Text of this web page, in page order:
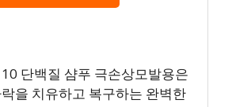
단백질 샴푸 극손상모발용은
을 치유하고 복구하는 완벽한